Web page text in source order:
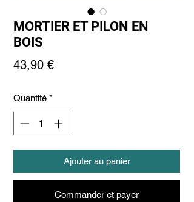
MORTIER ET PILON EN
BOIS
43,90 €Prix
Quantité *
Ajouter au panier
Commander et payer